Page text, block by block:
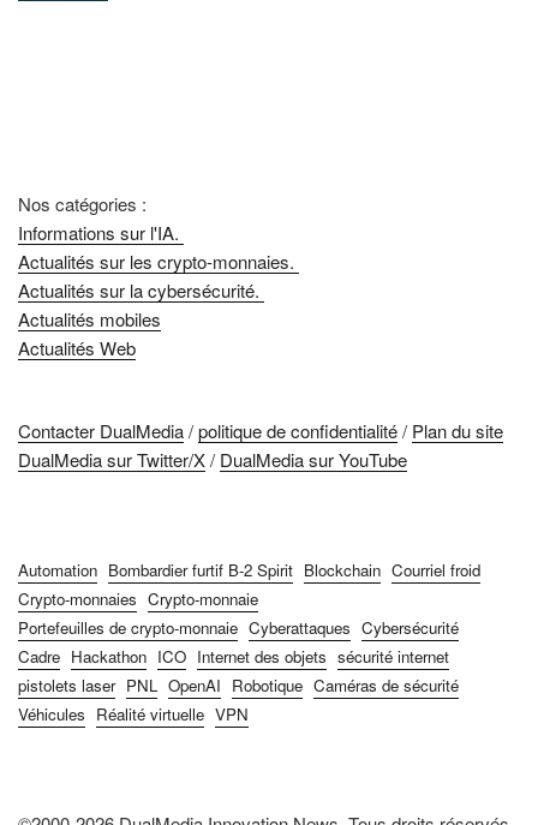
Nos catégories :
Informations sur l'IA.
Actualités sur les crypto-monnaies.
Actualités sur la cybersécurité.
Actualités mobiles
Actualités Web
Contacter DualMedia/politique de confidentialité/ Plan du site
DualMedia sur Twitter/X/ DualMedia sur YouTube
Automation Bombardier furtif B-2 Spirit Blockchain Courriel froid
Crypto-monnaies Crypto-monnaie
Portefeuilles de crypto-monnaie Cyberattaques Cybersécurité
Cadre Hackathon ICO Internet des objets sécurité internet
pistolets laser PNL OpenAI Robotique Caméras de sécurité
Véhicules Réalité virtuelle VPN